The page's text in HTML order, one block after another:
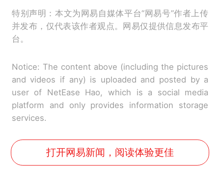
特别声明：本文为网易自媒体平台“网易号”作者上传
并发布，仅代表该作者观点。网易仅提供信息发布平
台。
Notice: The content above (including the pictures
and videos if any) is uploaded and posted by a
user of NetEase Hao, which is a social media
platform and only provides information storage
services.
打开网易新闻，阅读体验更佳